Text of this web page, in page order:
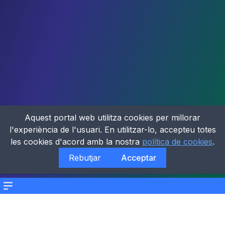
Menu
Aquest portal web utilitza cookies per millorar
l'experiència de l'usuari. En utilitzar-lo, accepteu totes
les cookies d'acord amb la nostra política de cookies.
Rebutjar
Acceptar